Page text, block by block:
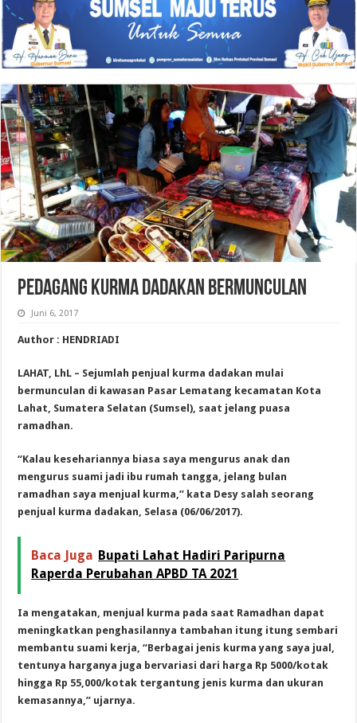
PEDAGANG KURMA DADAKAN BERMUNCULAN
Juni 6, 2017
Author : HENDRIADI
LAHAT, LhL – Sejumlah penjual kurma dadakan mulai
bermunculan di kawasan Pasar Lematang kecamatan Kota
Lahat, Sumatera Selatan (Sumsel), saat jelang puasa
ramadhan.
“Kalau kesehariannya biasa saya mengurus anak dan
mengurus suami jadi ibu rumah tangga, jelang bulan
ramadhan saya menjual kurma,” kata Desy salah seorang
penjual kurma dadakan, Selasa (06/06/2017).
Baca Juga Bupati Lahat Hadiri Paripurna
Raperda Perubahan APBD TA 2021
Ia mengatakan, menjual kurma pada saat Ramadhan dapat
meningkatkan penghasilannya tambahan itung itung sembari
membantu suami kerja, “Berbagai jenis kurma yang saya jual,
tentunya harganya juga bervariasi dari harga Rp 5000/kotak
hingga Rp 55,000/kotak tergantung jenis kurma dan ukuran
kemasannya,” ujarnya.